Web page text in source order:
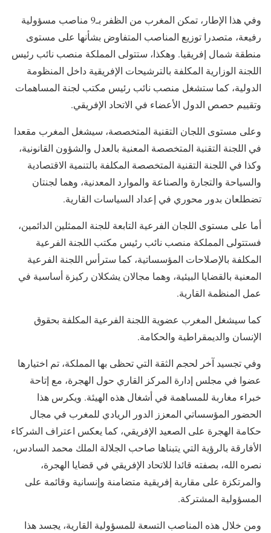
وفي هذا الإطار، تمكن المغرب من الظفر بـ9 مناصب مسؤولية
رفيعة، متصدرا توزيع المناصب المتفاوض بشأنها على مستوى
منطقة شمال إفريقيا. وهكذا، ستتولى المملكة منصب نائب رئيس
اللجنة الوزارية المكلفة بالترشيحات الإفريقية داخل المنظومة
الدولية، كما ستشغل منصب نائب رئيس مكتب لجنة المساهمات
وتقييم حصص الدول الأعضاء في الاتحاد الإفريقي.
وعلى مستوى اللجان التقنية المتخصصة، سيشغل المغرب مقعدا
في اللجنة التقنية المتخصصة المعنية بالعدل والشؤون القانونية،
وكذا في اللجنة التقنية المتخصصة المكلفة بالتنمية الاقتصادية
والسياحة والتجارة والصناعة والموارد المعدنية، وهما لجنتان
تضطلعان بدور محوري في إعداد السياسات القارية.
أما على مستوى اللجان الفرعية التابعة للجنة الممثلين الدائمين،
فستتولى المملكة منصب نائب رئيس مكتب اللجنة الفرعية
المكلفة بالإصلاحات المؤسساتية، كما سترأس اللجنة الفرعية
المعنية بالقضايا البيئية، وهما مجالان يشكلان ركيزة أساسية في
عمل المنظمة القارية.
كما سيشغل المغرب عضوية اللجنة الفرعية المكلفة بحقوق
الإنسان والديمقراطية والحكامة.
وفي تجسيد آخر لحجم الثقة التي تحظى بها المملكة، تم اختيارها
عضوا في مجلس إدارة المركز القاري حول الهجرة، مع إتاحة
خبراء مغاربة للمساهمة في أشغال هذه الهيئة. ويكرس هذا
الحضور المؤسساتي المعزز الدور الريادي للمغرب في مجال
حكامة الهجرة على الصعيد الإفريقي، كما يعكس اعتراف الشركاء
الأفارقة بالرؤية التي يتبناها صاحب الجلالة الملك محمد السادس،
نصره الله، بصفته قائدا للاتحاد الإفريقي في قضايا الهجرة،
والمرتكزة على مقاربة إفريقية متضامنة وإنسانية وقائمة على
المسؤولية المشتركة.
ومن خلال هذه المناصب التسعة للمسؤولية القارية، يجسد هذا